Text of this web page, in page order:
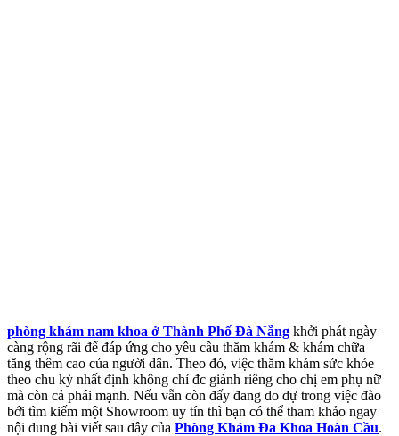
phòng khám nam khoa ở Thành Phố Đà Nẵng khởi phát ngày
càng rộng rãi để đáp ứng cho yêu cầu thăm khám & khám chữa
tăng thêm cao của người dân. Theo đó, việc thăm khám sức khỏe
theo chu kỳ nhất định không chỉ đc giành riêng cho chị em phụ nữ
mà còn cả phái mạnh. Nếu vẫn còn đấy đang do dự trong việc đào
bới tìm kiếm một Showroom uy tín thì bạn có thể tham khảo ngay
nội dung bài viết sau đây của Phòng Khám Đa Khoa Hoàn Cầu.